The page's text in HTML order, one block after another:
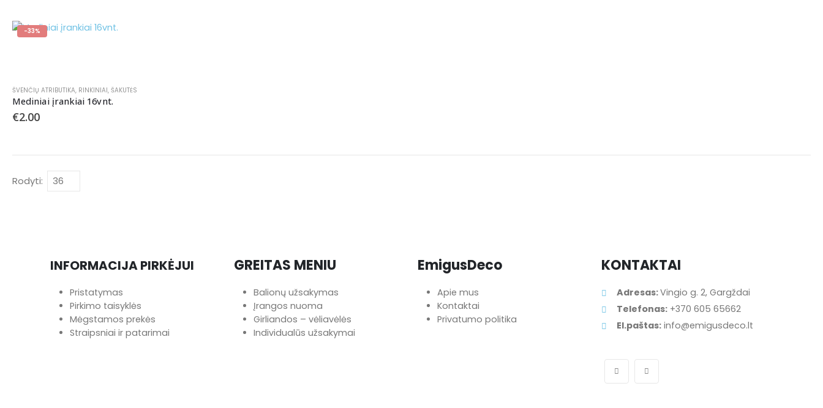
-33%
ŠVENČIŲ ATRIBUTIKA, RINKINIAI, ŠAKUTĖS
Mediniai įrankiai 16vnt.
€2.00
Rodyti:
INFORMACIJA PIRKĖJUI
Pristatymas
Pirkimo taisyklės
Mėgstamos prekės
Straipsniai ir patarimai
GREITAS MENIU
Balionų užsakymas
Įrangos nuoma
Girliandos – vėliavėlės
Individualūs užsakymai
EmigusDeco
Apie mus
Kontaktai
Privatumo politika
KONTAKTAI
Adresas:Vingio g. 2, Gargždai
Telefonas: +370 605 65662
El.paštas: info@emigusdeco.lt